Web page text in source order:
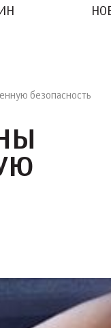
безопасность